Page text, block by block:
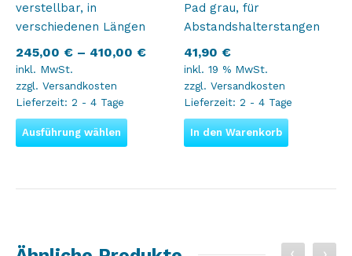
verstellbar, in
verschiedenen Längen
245,00 € – 410,00 €
inkl. MwSt.
zzgl. Versandkosten
Lieferzeit: 2 - 4 Tage
Ausführung wählen
Pad grau, für
Abstandshalterstangen
41,90 €
inkl. 19 % MwSt.
zzgl. Versandkosten
Lieferzeit: 2 - 4 Tage
In den Warenkorb